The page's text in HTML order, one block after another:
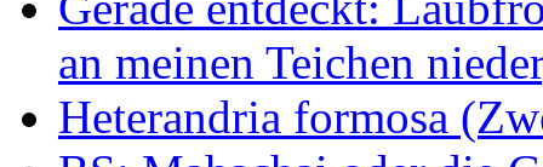
an meinen Teichen
Heterandria formosa